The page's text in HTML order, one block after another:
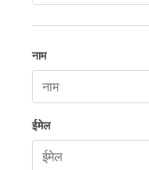
नाम
ईमेल